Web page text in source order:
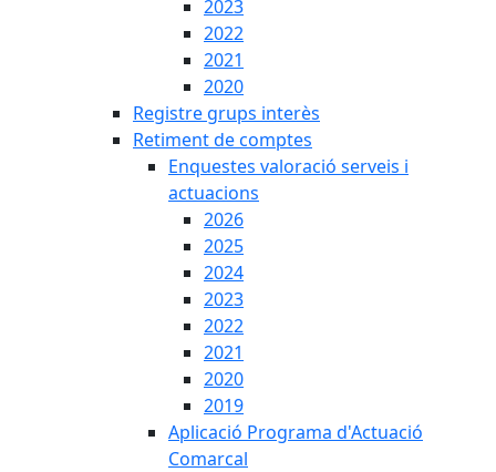
2023
2022
2021
2020
Registre grups interès
Retiment de comptes
Enquestes valoració serveis i
actuacions
2026
2025
2024
2023
2022
2021
2020
2019
Aplicació Programa d'Actuació
Comarcal